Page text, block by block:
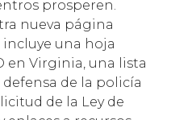
prosperen.
nueva página
una hoja
en Virginia, una lista
de la policía
de la Ley de